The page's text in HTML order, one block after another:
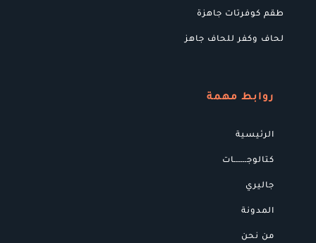
طقم كوفرتات جاهزة
لحاف وكفر للحاف جاهز
روابط مهمة
الرئيسية
كتالوجــــــات
جاليري
المدونة
من نحن